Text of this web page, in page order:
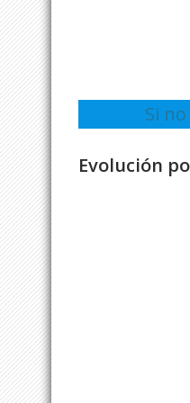
Si
Evolución